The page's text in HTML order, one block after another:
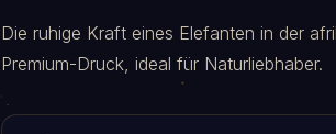
Die ruhige Kraft eines Elefanten in der
Premium-Druck, ideal für Naturliebhaber.